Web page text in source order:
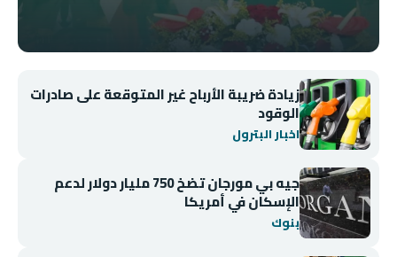
زيادة ضريبة الأرباح غير المتوقعة على صادرات
الوقود
اخبار البترول
جيه بي مورجان تضخ 750 مليار دولار لدعم
الإسكان في أمريكا
بنوك